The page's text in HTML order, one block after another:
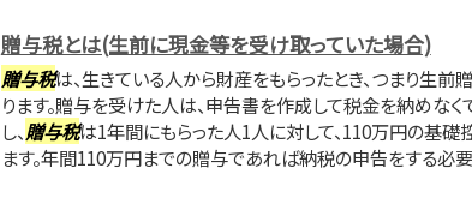
贈与税とは(生前に現金等を受け取っていた場合)
贈与税は、生きている人から財産をもらったとき、つまり生前
ります。贈与を受けた人は、申告書を作成して税金を納めなく
し、贈与税は1年間にもらった人1人に対して、110万円の基礎
ます。年間110万円までの贈与であれば納税の申告をする必要